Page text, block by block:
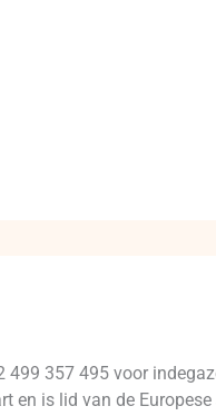
499 357 495 voor
en is lid van de